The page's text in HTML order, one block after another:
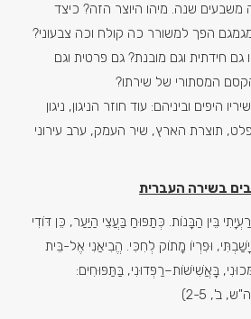
שנה. מיהו היוצר הזה? כיצד
הפך למשורר כה קולח וכה צבעוני?
חידתית וגם מובנת? גם פרטית וגם
המסתורי של שירתו?
היפים וביניהם: עוד חוזר הניגון, ניגון
תוצרת הארץ, שיר העמק, ערב עירוני
בשירה העברית
בֵּין הַבָּנוֹת. כְּתַפּוּחַ בַּעֲצֵי הַיַּעַר, כֵּן דּוֹדִי
וּפִרְיוֹ מָתוֹק לְחִכִּי. הֱבִיאַנִי אֶל-בֵּית
בָּאֲשִׁישׁוֹת–רַפְּדוּנִי, בַּתַּפּוּחִים:
ב', 2-5)